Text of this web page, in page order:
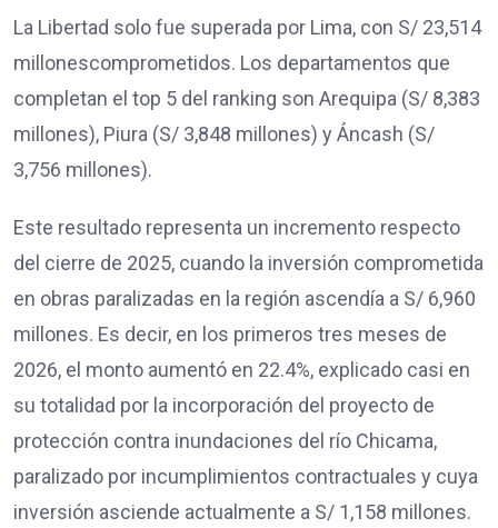
La Libertad solo fue superada por Lima, con S/ 23,514
millonescomprometidos. Los departamentos que
completan el top 5 del ranking son Arequipa (S/ 8,383
millones), Piura (S/ 3,848 millones) y Áncash (S/
3,756 millones).
Este resultado representa un incremento respecto
del cierre de 2025, cuando la inversión comprometida
en obras paralizadas en la región ascendía a S/ 6,960
millones. Es decir, en los primeros tres meses de
2026, el monto aumentó en 22.4%, explicado casi en
su totalidad por la incorporación del proyecto de
protección contra inundaciones del río Chicama,
paralizado por incumplimientos contractuales y cuya
inversión asciende actualmente a S/ 1,158 millones.